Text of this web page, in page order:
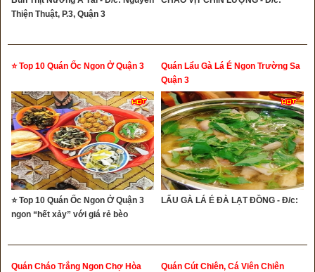
Thiện Thuật, P.3, Quận 3
⭐ Top 10 Quán Ốc Ngon Ở Quận 3
⭐ Top 10 Quán Ốc Ngon Ở Quận 3
ngon “hết xảy” với giá rẻ bèo
Quán Lẩu Gà Lá É Ngon Trường Sa
Quận 3
LẨU GÀ LÁ É ĐÀ LẠT ĐỒNG - Đ/c:
Quán Cháo Trắng Ngon Chợ Hòa
Quán Cút Chiên, Cá Viên Chiên